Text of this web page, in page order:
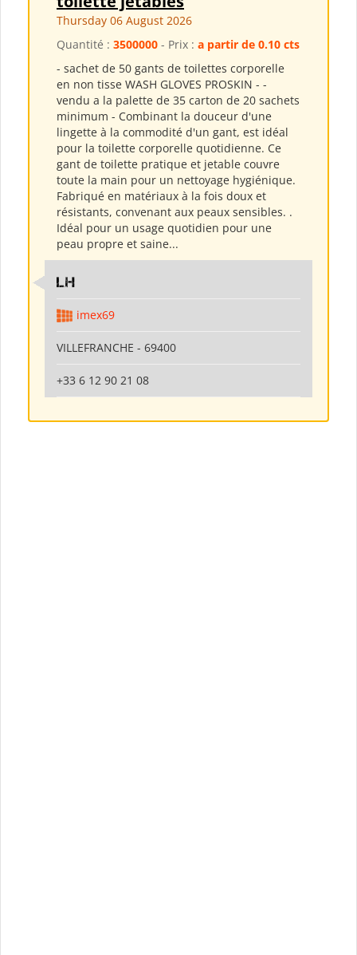
Thursday 06 August 2026
Quantité : 3500000 - Prix : a partir de 0.10 cts
- sachet de 50 gants de toilettes corporelle
en non tisse WASH GLOVES PROSKIN - -
vendu a la palette de 35 carton de 20 sachets
minimum - Combinant la douceur d'une
lingette à la commodité d'un gant, est idéal
pour la toilette corporelle quotidienne. Ce
gant de toilette pratique et jetable couvre
toute la main pour un nettoyage hygiénique.
Fabriqué en matériaux à la fois doux et
résistants, convenant aux peaux sensibles. .
Idéal pour un usage quotidien pour une
peau propre et saine...
LH
imex69
VILLEFRANCHE - 69400
+33 6 12 90 21 08